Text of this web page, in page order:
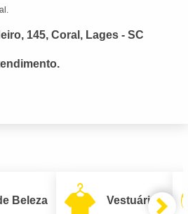
145, Coral, Lages - SC
Beleza Vestuário